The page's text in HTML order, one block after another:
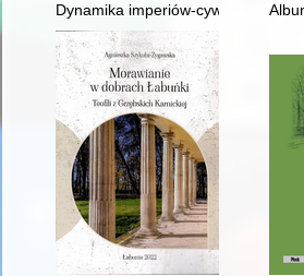
Dynamika imperiów-cywilizacji a